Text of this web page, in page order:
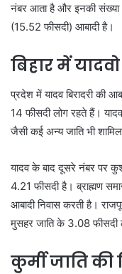
नंबर आता है और इनकी संख्या
(15.52 फीसदी) आबादी है।
बिहार में
प्रदेश में यादव बिरादरी की
14 फीसदी लोग रहते हैं।
जैसी कई अन्य जाति भी
यादव के बाद दूसरे नंबर पर
4.21 फीसदी है। ब्राह्मण
आबादी निवास करती है।
मुसहर जाति के 3.08 फीसदी
कुर्मी जाति